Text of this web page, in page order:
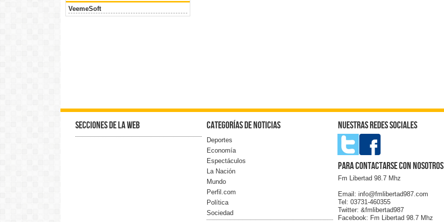
VeemeSoft
Secciones de la web Categorías de noticias
Deportes
Economía
Espectáculos
La Nación
Mundo
Perfil.com
Política
Sociedad
Nuestras redes sociales
Para contactarse con nosotros
Fm Libertad 98.7 Mhz
Email: info@fmlibertad987.com
Tel: 03731-460355
Twitter: &fmlibertad987
Facebook: Fm Libertad 98.7 Mhz